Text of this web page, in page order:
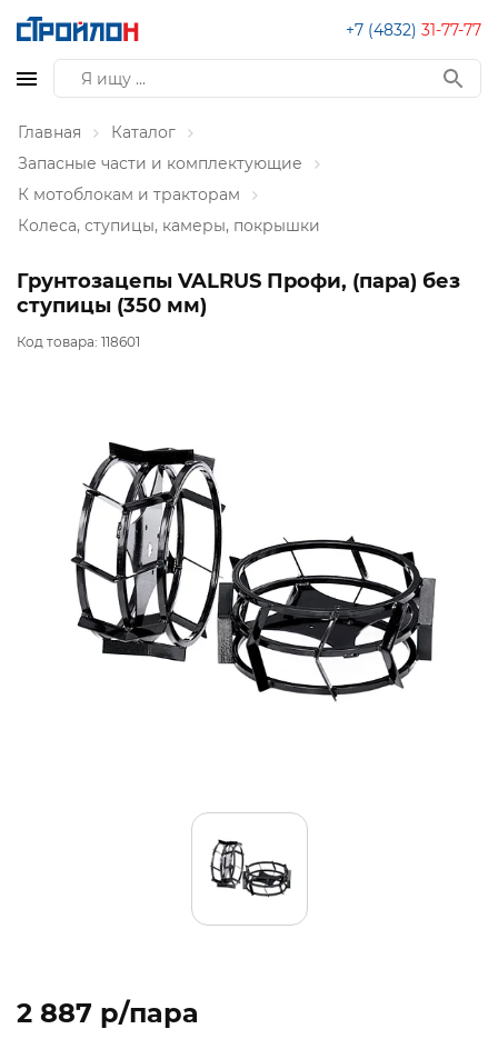
+7 (4832) 31-77-77
Главная
Каталог
Запасные части и комплектующие
К мотоблокам и тракторам
Колеса, ступицы, камеры, покрышки
Грунтозацепы VALRUS Профи, (пара) без
ступицы (350 мм)
Код товара: 118601
2 887 p/пара